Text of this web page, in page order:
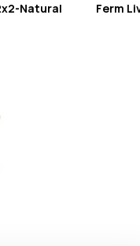
Natural Ferm